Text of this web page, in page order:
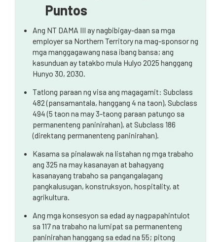
sa Mga Employer
Pinalawak na Listahan ng Hanapbuhay
Magagamit ang mga konsesyon
(CSIT)
Landas sa Permanenteng Paninirahan
Puntos
Ang NT DAMA III ay nagbibigay-daan sa mga
employer sa Northern Territory na mag-sponsor ng
mga manggagawang nasa ibang bansa; ang
kasunduan ay tatakbo mula Hulyo 2025 hanggang
Hunyo 30, 2030.
Tatlong paraan ng visa ang magagamit: Subclass
482 (pansamantala, hanggang 4 na taon), Subclass
494 (5 taon na may 3-taong paraan patungo sa
permanenteng paninirahan), at Subclass 186
(direktang permanenteng paninirahan).
Kasama sa pinalawak na listahan ng mga trabaho
ang 325 na may kasanayan at bahagyang
kasanayang trabaho sa pangangalagang
pangkalusugan, konstruksyon, hospitality, at
agrikultura.
Ang mga konsesyon sa edad ay nagpapahintulot
sa 117 na trabaho na lumipat sa permanenteng
paninirahan hanggang sa edad na 55; pitong